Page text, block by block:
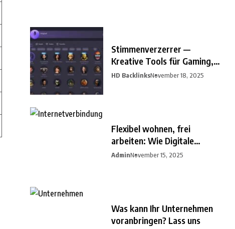
Stimmenverzerrer —
Kreative Tools für Gaming,
Streaming
HD BacklinksNovember 18, 2025
Flexibel wohnen, frei
arbeiten: Wie Digitale
Nomaden
AdminNovember 15, 2025
Was kann Ihr Unternehmen
voranbringen? Lass uns